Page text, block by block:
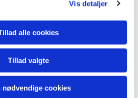
Vis detaljer
alle cookies
Tillad valgte
nødvendige cookies
efter sommerferien